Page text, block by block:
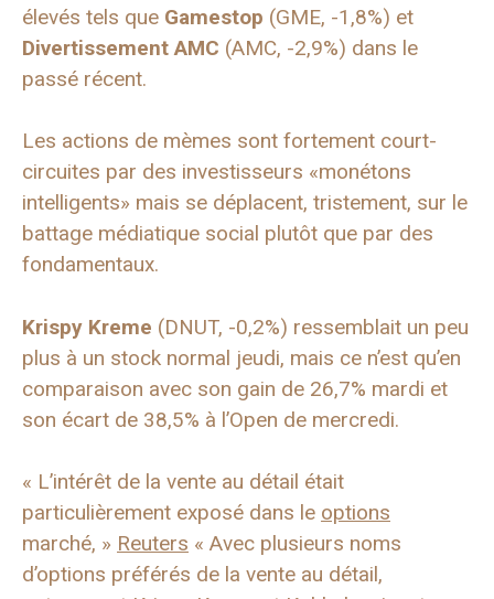
élevés tels que Gamestop (GME, -1,8%) et
Divertissement AMC (AMC, -2,9%) dans le
passé récent.
Les actions de mèmes sont fortement court-
circuites par des investisseurs «monétons
intelligents» mais se déplacent, tristement, sur le
battage médiatique social plutôt que par des
fondamentaux.
Krispy Kreme (DNUT, -0,2%) ressemblait un peu
plus à un stock normal jeudi, mais ce n’est qu’en
comparaison avec son gain de 26,7% mardi et
son écart de 38,5% à l’Open de mercredi.
« L’intérêt de la vente au détail était
particulièrement exposé dans le options
marché, » Reuters « Avec plusieurs noms
d’options préférés de la vente au détail,